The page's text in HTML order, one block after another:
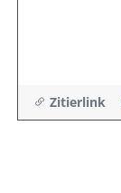
Zitierlink